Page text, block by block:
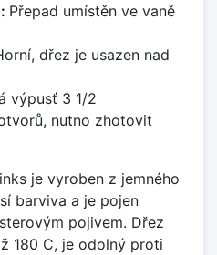
Přepad umístěn ve vaně
dřez je usazen nad
výpusť 3 1/2
nutno zhotovit
je vyroben z jemného
barviva a je pojen
pojivem. Dřez
180 C, je odolný proti